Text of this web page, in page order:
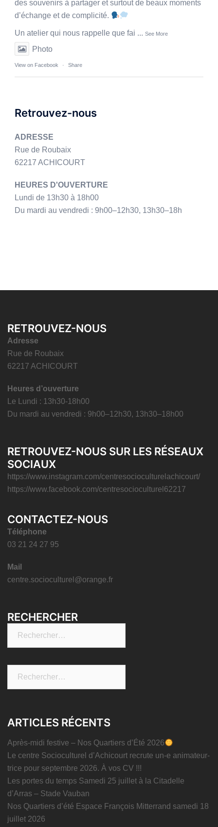
des souvenirs à partager et surtout de beaux moments
d’échange et de complicité.
Un atelier qui nous rappelle que fai ... See More
Photo
View on Facebook · Share
Retrouvez-nous
ADRESSE
Rue de Roubaix
62217 ACHICOURT
HEURES D'OUVERTURE
Lundi de 13h30 à 18h00
Du mardi au vendredi : 9h00–12h30, 13h30–18h
RETROUVEZ-NOUS
Adresse
Rue de Roubaix
62217 ACHICOURT
Heures d’ouverture
Le Lundi : 13h30-18h00
Du mardi au vendredi : 9h00–12h30, 13h30–18h00
RETROUVEZ-NOUS SUR LES RÉSEAUX
SOCIAUX
https://www.instagram.com/centresocioculturelachicourt/
https://www.facebook.com/centresocioculturel62217
CONTACTEZ-NOUS
Téléphone
03 21 24 27 95
Mail
centre.socioculturel@orange.fr
RECHERCHER
ARTICLES RÉCENTS
Après-midi festive – Nos Quartiers d’Été 2026
Le centre Socioculturel d’Achicourt recrute un-e animateur-
trice pour septembre 2026. À vos CV !!!
Les portes du temps Samedi 25 juillet à la Citadelle
d’Arras – Stade Vauban
Nos Quartiers d’été Espace François Mitterrand samedi 18
juillet 2026